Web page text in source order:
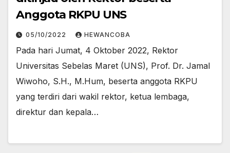
Anggota RKPU UNS
05/10/2022 HEWANCOBA
Pada hari Jumat, 4 Oktober 2022, Rektor
Universitas Sebelas Maret (UNS), Prof. Dr. Jamal
Wiwoho, S.H., M.Hum, beserta anggota RKPU
yang terdiri dari wakil rektor, ketua lembaga,
direktur dan kepala…